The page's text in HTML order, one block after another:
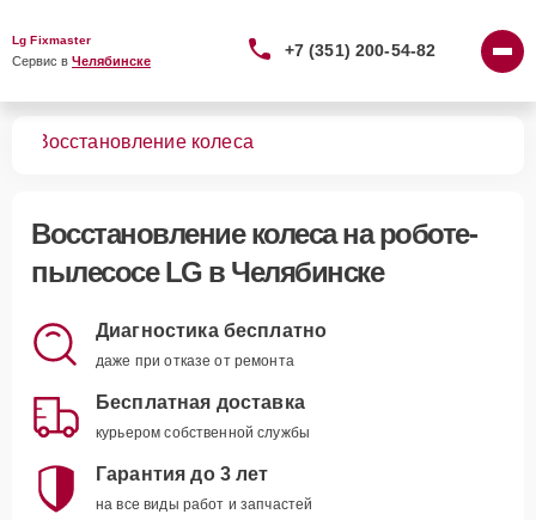
Lg Fixmaster
Сервис в Челябинске
+7 (351) 200-54-82
Восстановление колеса
Восстановление колесана роботе-
пылесосе LG в Челябинске
Диагностика бесплатно
даже при отказе от ремонта
Бесплатная доставка
курьером собственной службы
Гарантия до 3 лет
на все виды работ и запчастей